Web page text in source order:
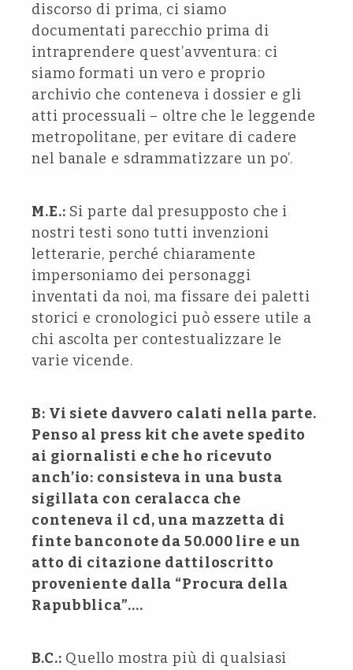
discorso di prima, ci siamo
documentati parecchio prima di
intraprendere quest’avventura: ci
siamo formati un vero e proprio
archivio che conteneva i dossier e gli
atti processuali – oltre che le leggende
metropolitane, per evitare di cadere
nel banale e sdrammatizzare un po’.
M.E.: Si parte dal presupposto che i
nostri testi sono tutti invenzioni
letterarie, perché chiaramente
impersoniamo dei personaggi
inventati da noi, ma fissare dei paletti
storici e cronologici può essere utile a
chi ascolta per contestualizzare le
varie vicende.
B: Vi siete davvero calati nella parte.
Penso al press kit che avete spedito
ai giornalisti e che ho ricevuto
anch’io: consisteva in una busta
sigillata con ceralacca che
conteneva il cd, una mazzetta di
finte banconote da 50.000 lire e un
atto di citazione dattiloscritto
proveniente dalla “Procura della
Rapubblica”….
B.C.: Quello mostra più di qualsiasi